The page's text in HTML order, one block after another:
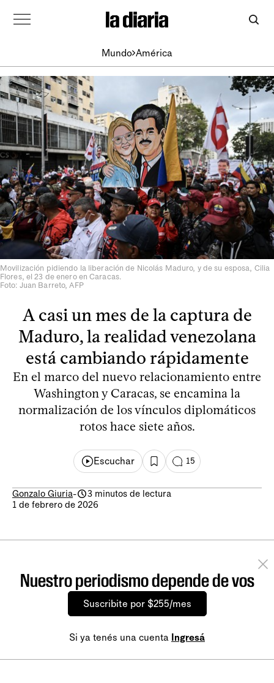
Mundo América
Movilización pidiendo la liberación de Nicolás Maduro, y de su esposa, Cilia
Flores, el 23 de enero en Caracas.
Foto: Juan Barreto, AFP
A casi un mes de la captura de
Maduro, la realidad venezolana
está cambiando rápidamente
En el marco del nuevo relacionamiento entre
Washington y Caracas, se encamina la
normalización de los vínculos diplomáticos
rotos hace siete años.
Escuchar 15
Gonzalo Giuria-
3 minutos de lectura
1 de febrero de 2026
Nuestro periodismo depende de vos
Suscribite por $255/mes
Si ya tenés una cuenta Ingresá